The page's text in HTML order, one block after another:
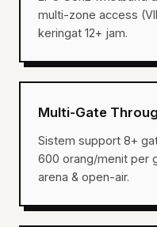
multi-zone access
keringat 12+ jam.
Multi-Gate
Sistem support 8+
600 orang/menit per
arena & open-air.